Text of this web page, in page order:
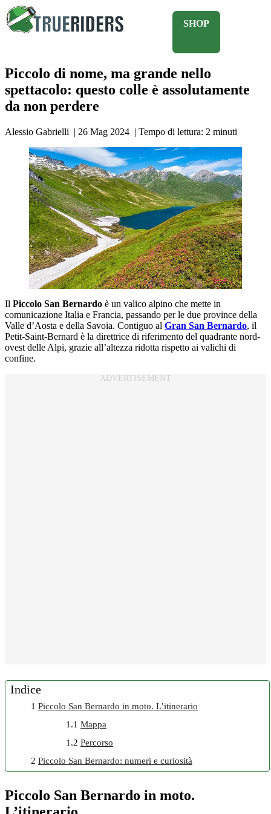
SHOP
Piccolo di nome, ma grande nello
spettacolo: questo colle è assolutamente
da non perdere
Alessio Gabrielli | 26 Mag 2024 | Tempo di lettura: 2 minuti
Il Piccolo San Bernardo è un valico alpino che mette in
comunicazione Italia e Francia, passando per le due province della
Valle d’Aosta e della Savoia. Contiguo al Gran San Bernardo, il
Petit-Saint-Bernard è la direttrice di riferimento del quadrante nord-
ovest delle Alpi, grazie all’altezza ridotta rispetto ai valichi di
confine.
Indice
1 Piccolo San Bernardo in moto. L’itinerario
1.1 Mappa
1.2 Percorso
2 Piccolo San Bernardo: numeri e curiosità
Piccolo San Bernardo in moto.